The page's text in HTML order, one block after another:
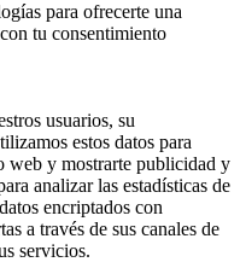
para ofrecerte una
tu consentimiento
usuarios, su
estos datos para
web y mostrarte publicidad y
analizar las estadísticas de
encriptados con
a través de sus canales de
servicios.